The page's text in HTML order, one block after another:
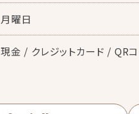
月曜日
現金 / クレジットカード / QR